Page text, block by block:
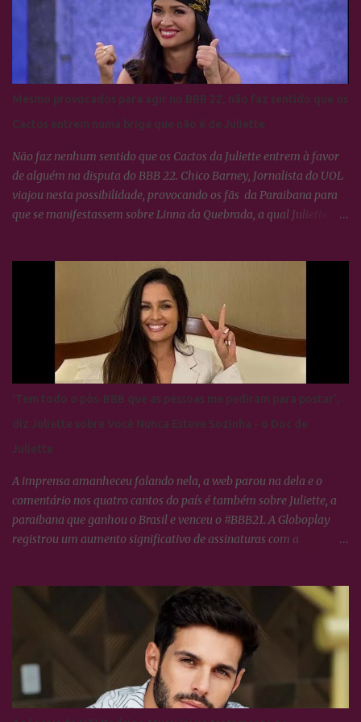
Mesmo provocados para agir no BBB 22, não faz sentido que os
Cactos entrem numa briga que não é de Juliette
Não faz nenhum sentido que os Cactos da Juliette entrem à favor
de alguém na disputa do BBB 22. Chico Barney, Jornalista do UOL
viajou nesta possibilidade, provocando os fãs da Paraibana para
que se manifestassem sobre Linna da Quebrada, a qual Juliette
imediata, ou seja, nada fizeram por nenhum participante até
'Tem todo o pós-BBB que as pessoas me pediram para postar',
diz Juliette sobre Você Nunca Esteve Sozinha - o Doc de
Juliette
A imprensa amanheceu falando nela, a web parou na dela e o
comentário nos quatro cantos do país é também sobre Juliette, a
paraibana que ganhou o Brasil e venceu o #BBB21. A Globoplay
registrou um aumento significativo de assinaturas com a
torcida nas redes sociais o que propícia um engajamento em torno
da campeã extraordinário, tudo o que ela faz no dia à dia, os
Cactos tratam logo transformar em hastags para mobilizar as
redes sociais dela e de todos que neste semestre respiram Juliette.
Artistas em geral, jogadores de futebol e diretores de marketing de
empresas e agências de publicidade estão fascinados com o
alcance que os Cactos dão a Paraibana e tentam de alguma forma